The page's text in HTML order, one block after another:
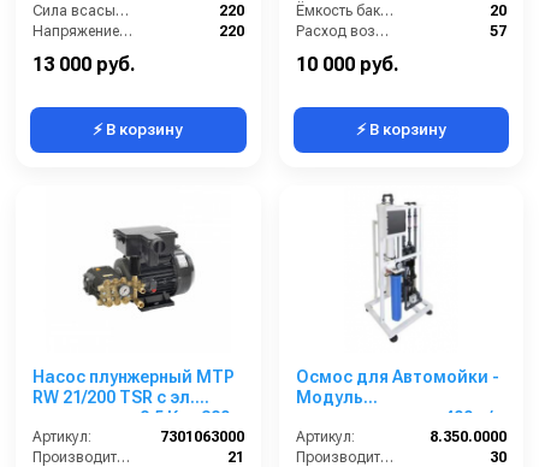
Сила всасывания (мбар):
220
Напряжение (В):
220
13 000 руб.
⚡ В корзину
Ёмкость бака (л):
20
Расход воздуха (л/сек):
57
10 000 руб.
⚡ В корзину
Насос плунжерный MTP
RW 21/200 TSR с эл.
двигателем 8,5 Квт 380
В
Артикул:
7301063000
Производительность (л/мин):
21
Осмос для Автомойки -
Модуль
водоподготовки 400 л/ч
Артикул:
8.350.0000
Производительность (л/мин):
30